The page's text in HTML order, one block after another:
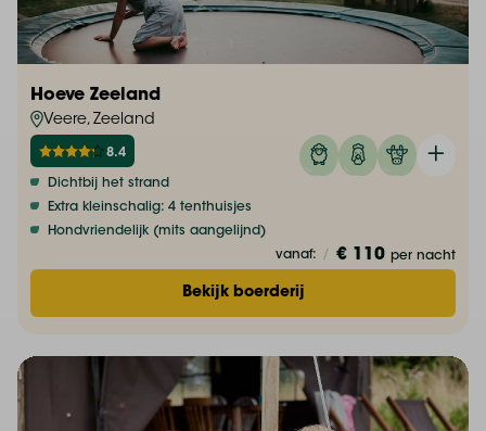
Hoeve Zeeland
Veere, Zeeland
8.4
Dichtbij het strand
Extra kleinschalig: 4 tenthuisjes
Hondvriendelijk (mits aangelijnd)
vanaf: / € 110 per nacht
Bekijk boerderij